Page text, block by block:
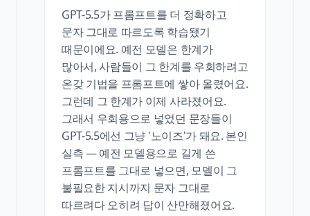
GPT-5.5가 프롬프트를 더 정확하고
문자 그대로 따르도록 학습됐기
때문이에요. 예전 모델은 한계가
많아서, 사람들이 그 한계를 우회하려고
온갖 기법을 프롬프트에 쌓아 올렸어요.
그런데 그 한계가 이제 사라졌어요.
그래서 우회용으로 넣었던 문장들이
GPT-5.5에선 그냥 '노이즈'가 돼요. 본인
실측 — 예전 모델용으로 길게 쓴
프롬프트를 그대로 넣으면, 모델이 그
불필요한 지시까지 문자 그대로
따르려다 오히려 답이 산만해졌어요.